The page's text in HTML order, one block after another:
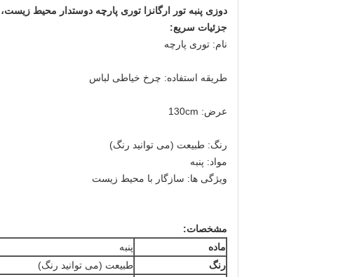
دوزی پنبه تور ارگانزا توری پارچه دوستدار محیط
جزئیات سریع:
نام: توری پارچه
طریقه استفاده: چرخ خیاطی لباس
عرض: 130cm
رنگ: طبیعت (می توانید رنگ)
مواد: پنبه
ویژگی ها: سازگار با محیط زیست
مشخصات:
ماده
پنبه
رنگ
طبیعت (می توانید رنگ)